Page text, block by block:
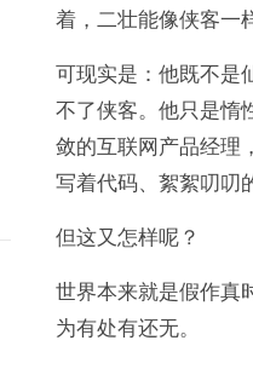
着，二壮能像侠客一
可现实是：他既不是
不了侠客。他只是惰
敛的互联网产品经理
写着代码、絮絮叨叨
但这又怎样呢？
世界本来就是假作真
为有处有还无。